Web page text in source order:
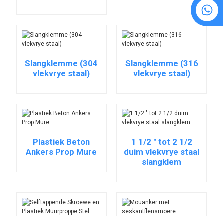
Slangklemme (304
vlekvrye staal)
Slangklemme (316
vlekvrye staal)
Plastiek Beton
Ankers Prop Mure
1 1/2 " tot 2 1/2
duim vlekvrye staal
slangklem